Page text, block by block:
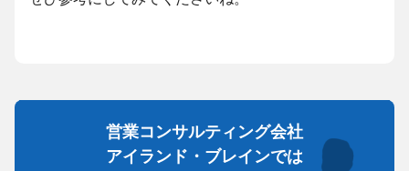
営業コンサルティング会社
アイランド・ブレインでは